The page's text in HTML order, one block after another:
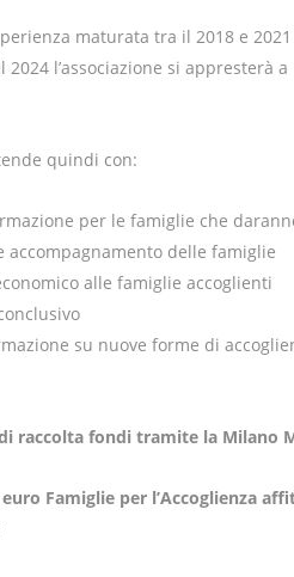
maturata tra il 2018 e
2024 l’associazione si appresterà
quindi con:
per le famiglie che
accompagnamento delle famiglie
alle famiglie accoglienti
su nuove forme di
raccolta fondi tramite la Milano
euro Famiglie per l’Accoglienza